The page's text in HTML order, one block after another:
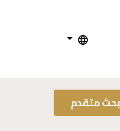
بحث متقدم